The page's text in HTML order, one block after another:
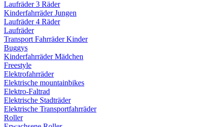
Laufräder 3 Räder
Kinderfahrräder Jungen
Laufräder 4 Räder
Laufräder
Transport Fahrräder Kinder
Buggys
Kinderfahrräder Mädchen
Freestyle
Elektrofahrräder
Elektrische mountainbikes
Elektro-Faltrad
Elektrische Stadträder
Elektrische Transportfahrräder
Roller